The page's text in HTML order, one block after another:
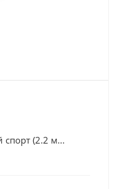
(2.2 м...